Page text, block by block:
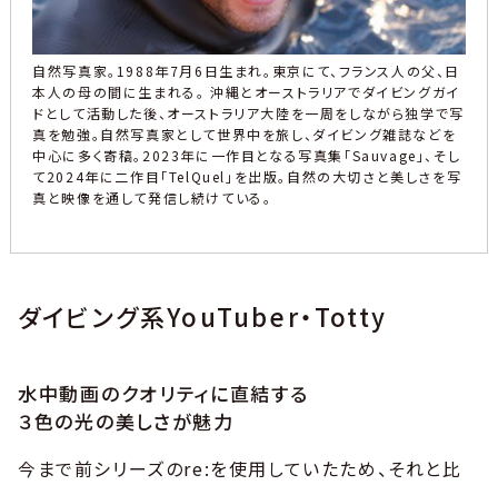
自然写真家。1988年7月6日生まれ。東京にて、フランス人の父、日
本人の母の間に生まれる。 沖縄とオーストラリアでダイビングガイ
ドとして活動した後、オーストラリア大陸を一周をしながら独学で写
真を勉強。自然写真家として世界中を旅し、ダイビング雑誌などを
中心に多く寄稿。2023年に一作目となる写真集「Sauvage」、そし
て2024年に二作目「TelQuel」を出版。自然の大切さと美しさを写
真と映像を通して発信し続けている。
ダイビング系YouTuber・Totty
水中動画のクオリティに直結する
３色の光の美しさが魅力
今まで前シリーズのre:を使用していたため、それと比